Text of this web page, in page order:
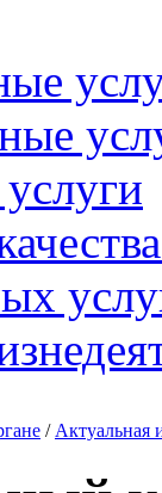
/ Актуальная